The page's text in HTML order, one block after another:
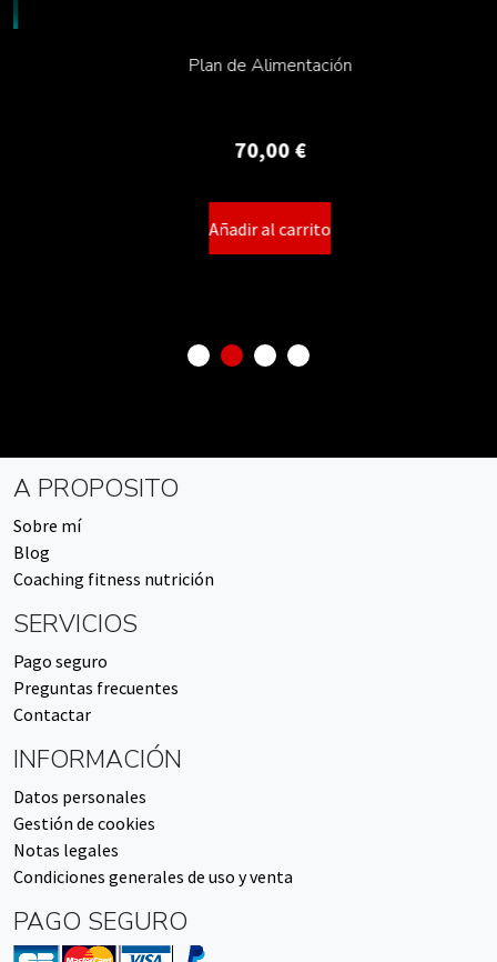
Plan de Alimentación
70,00€
Añadir al carrito
A PROPOSITO
Sobre mí
Blog
Coaching fitness nutrición
SERVICIOS
Pago seguro
Preguntas frecuentes
Contactar
INFORMACIÓN
Datos personales
Gestión de cookies
Notas legales
Condiciones generales de uso y venta
PAGO SEGURO